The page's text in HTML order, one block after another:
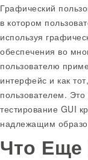
Графический
в котором
используя
обеспечения во
пользователю
интерфейс и как
пользователем.
тестирование GUI
надлежащим
Что Еще